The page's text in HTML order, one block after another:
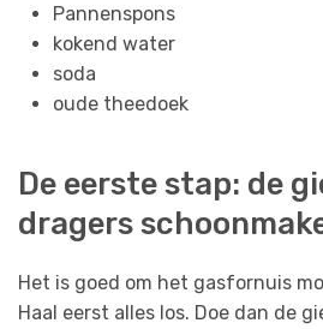
Pannenspons
kokend water
soda
oude theedoek
De eerste stap: de
dragers
Het is goed om het gasfornuis
Haal eerst alles los. Doe dan de